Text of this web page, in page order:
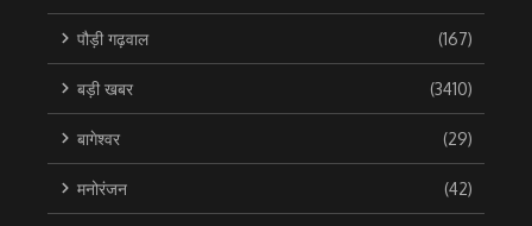
पौड़ी गढ़वाल (167)
बड़ी खबर (3410)
बागेश्वर (29)
मनोरंजन (42)